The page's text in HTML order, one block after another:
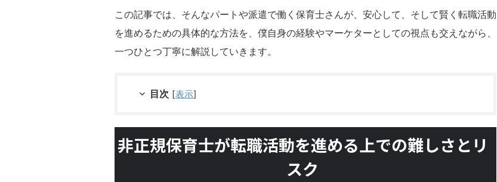
この記事では、そんなパートや派遣で働く保育士さんが、安心して、そして賢く転職活動
を進めるための具体的な方法を、僕自身の経験やマーケターとしての視点も交えながら、
一つひとつ丁寧に解説していきます。
目次 [表示]
非正規保育士が転職活動を進める上での難しさとリ
スク